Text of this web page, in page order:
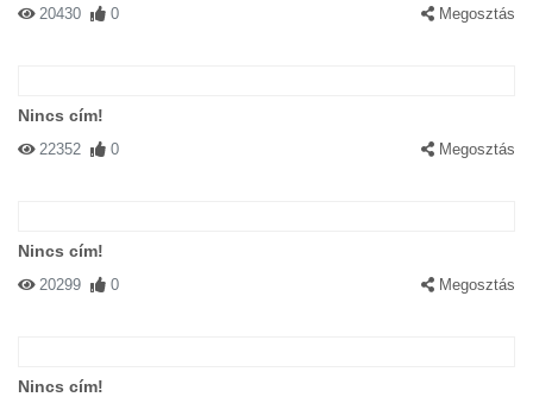
20430 0 Megosztás
Nincs cím!
22352 0 Megosztás
Nincs cím!
20299 0 Megosztás
Nincs cím!